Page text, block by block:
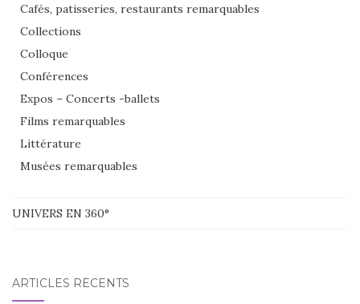
Cafés, patisseries, restaurants remarquables
Collections
Colloque
Conférences
Expos – Concerts -ballets
Films remarquables
Littérature
Musées remarquables
UNIVERS EN 360°
ARTICLES RÉCENTS